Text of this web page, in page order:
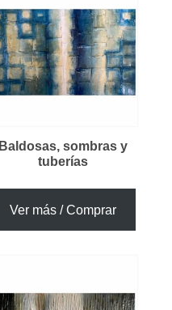
Baldosas, sombras y
tuberías
Ver más / Comprar